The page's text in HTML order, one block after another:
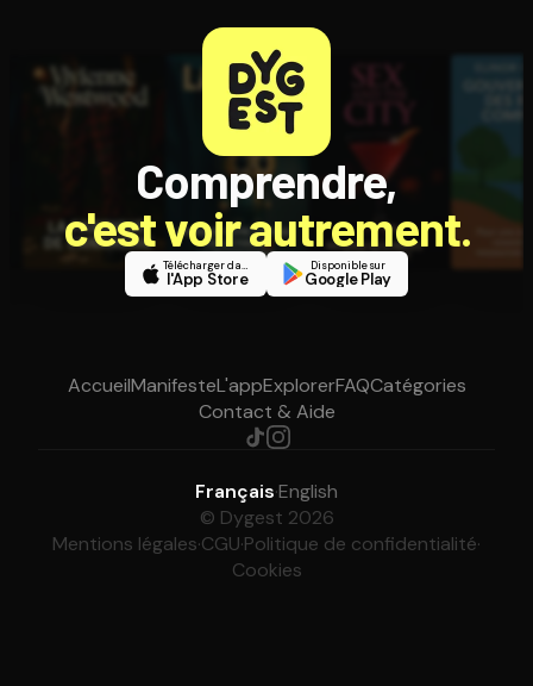
Comprendre,
c'est voir autrement.
Télécharger dans
l'App Store
Disponible sur
Google Play
AccueilManifesteL'appExplorerFAQCatégories
Contact & Aide
Français·English
© Dygest 2026
Mentions légales·CGU·Politique de confidentialité·
Cookies